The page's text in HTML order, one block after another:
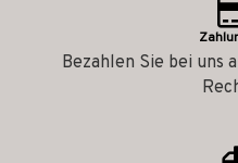
Bezahlen Sie bei uns